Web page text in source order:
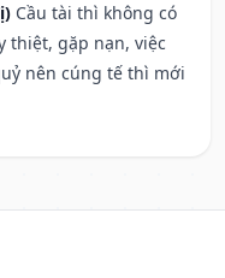
Cầu tài thì không có
thiệt, gặp nạn, việc
nên cúng tế thì mới